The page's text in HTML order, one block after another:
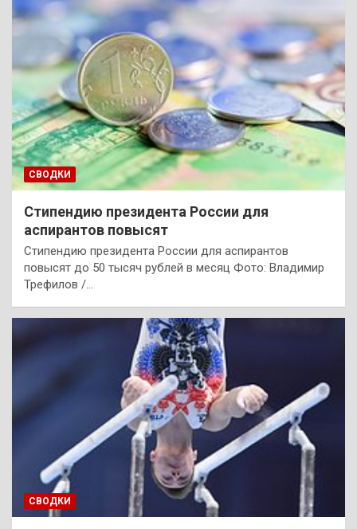
СВОДКИ
Стипендию президента России для
аспирантов повысят
Стипендию президента России для аспирантов
повысят до 50 тысяч рублей в месяц Фото: Владимир
Трефилов /…
СВОДКИ